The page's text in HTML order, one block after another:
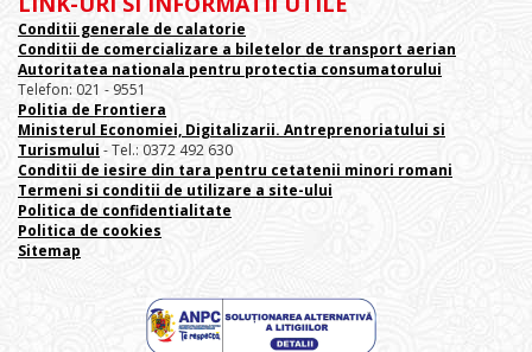
Conditii generale de calatorie
Conditii de comercializare a biletelor de transport aerian
Autoritatea nationala pentru protectia consumatorului
Telefon: 021 - 9551
Politia de Frontiera
Ministerul Economiei, Digitalizarii. Antreprenoriatului si
Turismului - Tel.: 0372 492 630
Conditii de iesire din tara pentru cetatenii minori romani
Termeni si conditii de utilizare a site-ului
Politica de confidentialitate
Politica de cookies
Sitemap